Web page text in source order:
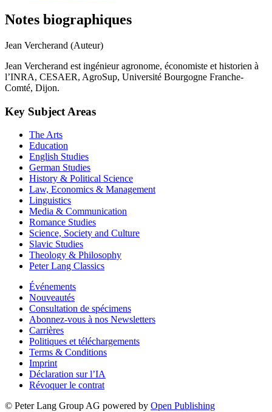
Notes biographiques
Jean Vercherand (Auteur)
Jean Vercherand est ingénieur agronome, économiste et historien à
l’INRA, CESAER, AgroSup, Université Bourgogne Franche-
Comté, Dijon.
Key Subject Areas
The Arts
Education
English Studies
German Studies
History & Political Science
Law, Economics & Management
Linguistics
Media & Communication
Romance Studies
Science, Society and Culture
Slavic Studies
Theology & Philosophy
Peter Lang Classics
Événements
Nouveautés
Consultation de spécimens
Abonnez-vous à nos Newsletters
Carrières
Politiques et téléchargements
Terms & Conditions
Imprint
Déclaration sur l’IA
Révoquer le contrat
© Peter Lang Group AG powered by Open Publishing